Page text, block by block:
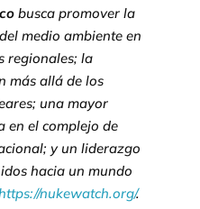
busca promover la
medio ambiente en
regionales; la
más allá de los
una mayor
en el complejo de
y un liderazgo
hacia un mundo
nukewatch.org/.